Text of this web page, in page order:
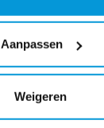
Aanpassen
Weigeren